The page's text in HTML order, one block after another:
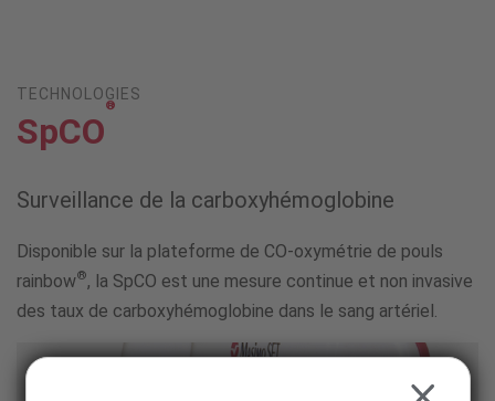
TECHNOLOGIES
SpCO
®
Surveillance de la carboxyhémoglobine
Disponible sur la plateforme de CO-oxymétrie de pouls
rainbow®, la SpCO est une mesure continue et non invasive
des taux de carboxyhémoglobine dans le sang artériel.
CLOSE